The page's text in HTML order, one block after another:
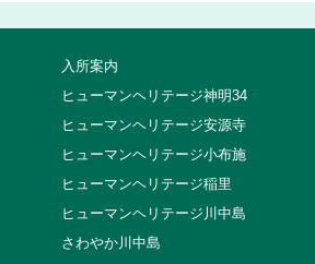
入所案内
ヒューマンヘリテージ神明34
ヒューマンヘリテージ安源寺
ヒューマンヘリテージ小布施
ヒューマンヘリテージ稲里
ヒューマンヘリテージ川中島
さわやか川中島